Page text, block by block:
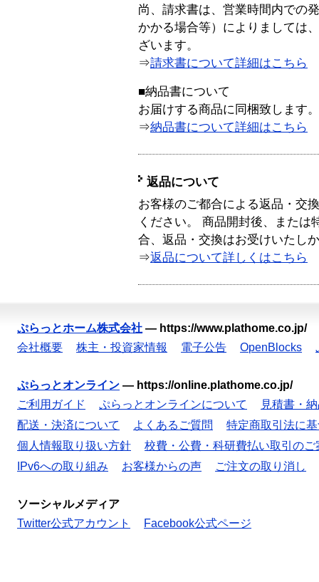
尚、請求書は、営業時間内での
かかる場合等）によりましては
ざいます。
⇒請求書について詳細はこちら
■納品書について
お届けする商品に同梱致します。
⇒納品書について詳細はこちら
返品について
お客様のご都合による返品・交
ください。 商品開封後、または
合、返品・交換はお受けいたし
⇒返品について詳しくはこちら
ぷらっとホーム株式会社 — https://www.plathome.co.jp/
会社概要
株主・投資家情報 電子公告 OpenBlocks
ぷらっとオンライン — https://online.plathome.co.jp/
ご利用ガイド
ぷらっとオンラインについて
見積書・
配送・決済について
よくあるご質問
特定商取引法に
個人情報取り扱い方針
校費・公費・科研費払い取引のご
IPv6への取り組み
お客様からの声 ご注文の取り消し
ソーシャルメディア
Twitter公式アカウント
Facebook公式ページ